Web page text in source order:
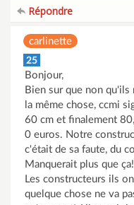
Répondre
carlinette
25
Bonjour,
Bien sur que non
la même chose, ccmi
60 cm et finalement
0 euros. Notre
c'était de sa faute, du
Manquerait plus que
Les constructeurs ils
quelque chose ne va